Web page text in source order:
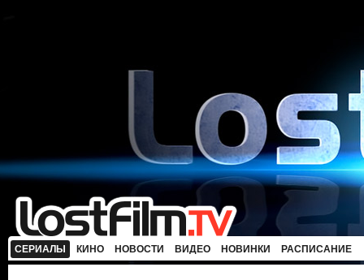
СЕРИАЛЫ КИНО НОВОСТИ ВИДЕО НОВИНКИ РАСПИСАНИЕ